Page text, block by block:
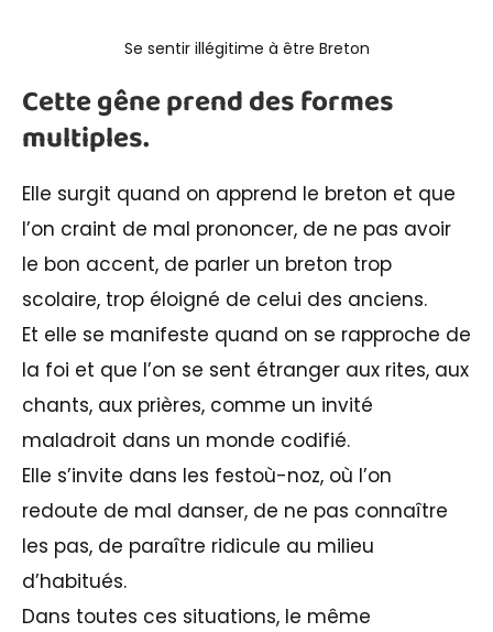
Se sentir illégitime à être Breton
Cette gêne prend des formes
multiples.
Elle surgit quand on apprend le breton et que
l’on craint de mal prononcer, de ne pas avoir
le bon accent, de parler un breton trop
scolaire, trop éloigné de celui des anciens.
Et elle se manifeste quand on se rapproche de
la foi et que l’on se sent étranger aux rites, aux
chants, aux prières, comme un invité
maladroit dans un monde codifié.
Elle s’invite dans les festoù-noz, où l’on
redoute de mal danser, de ne pas connaître
les pas, de paraître ridicule au milieu
d’habitués.
Dans toutes ces situations, le même